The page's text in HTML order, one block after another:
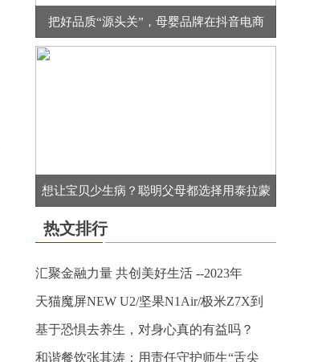
把好品质“源头关”，母婴品牌在抖音电商
想让宝贝少生病？聪明父母都选择用泰拉蒙
热文排行
汇聚金融力量 共创美好生活 --2023年
天猫魔屏NEW U2/坚果N1Air/极米Z7X到
基于恐惧去养生，对身心真的有益吗？
和谐餐饮张其涛：用责任守护师生“舌尖